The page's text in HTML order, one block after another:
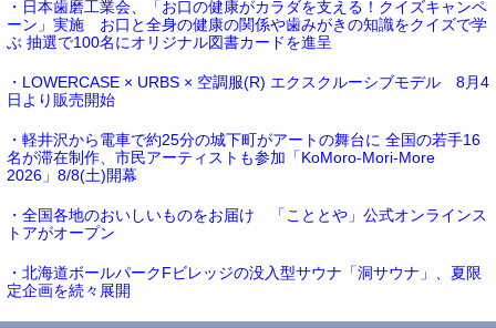
・日本歯磨工業会、「お口の健康がカラダを支える！クイズキャンペ
ーン」実施 お口と全身の健康の関係や歯みがきの知識をクイズで学
ぶ 抽選で100名にオリジナル図書カードを進呈
・LOWERCASE × URBS × 空調服(R) エクスクルーシブモデル 8月4
日より販売開始
・軽井沢から電車で約25分の城下町がアートの舞台に 全国の若手16
名が滞在制作、市民アーティストも参加「KoMoro-Mori-More
2026」8/8(土)開幕
・全国各地のおいしいものをお届け 「こととや」公式オンラインス
トアがオープン
・北海道ボールパークFビレッジの没入型サウナ「洞サウナ」、夏限
定企画を続々展開